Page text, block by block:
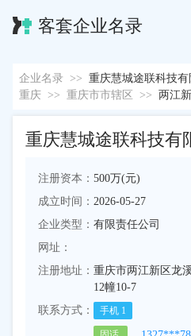
客套企业名录
企业名录 >> 重庆慧城途联科技有
重庆 >> 重庆市市辖区 >> 两江
重庆慧城途联科技有
注册资本： 500万(元)
成立时间： 2026-05-27
企业类型： 有限责任公司
网址：
注册地址： 重庆市两江新区龙
12幢10-7
联系方式：
手机 1